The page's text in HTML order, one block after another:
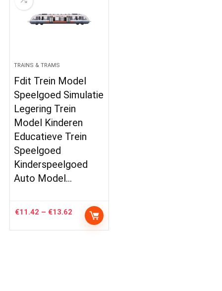
TRAINS & TRAMS
Fdit Trein Model
Speelgoed Simulatie
Legering Trein
Model Kinderen
Educatieve Trein
Speelgoed
Kinderspeelgoed
Auto Model…
€11.42 – €13.62 Price
range:
€11.42